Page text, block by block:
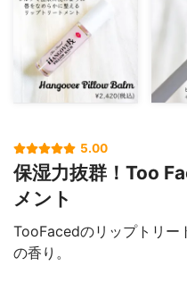
5.00
保湿力抜群！Too
メント
TooFacedのリップトリー
の香り。